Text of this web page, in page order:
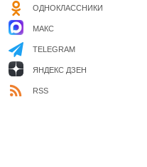
ОДНОКЛАССНИКИ
МАКС
TELEGRAM
ЯНДЕКС ДЗЕН
RSS